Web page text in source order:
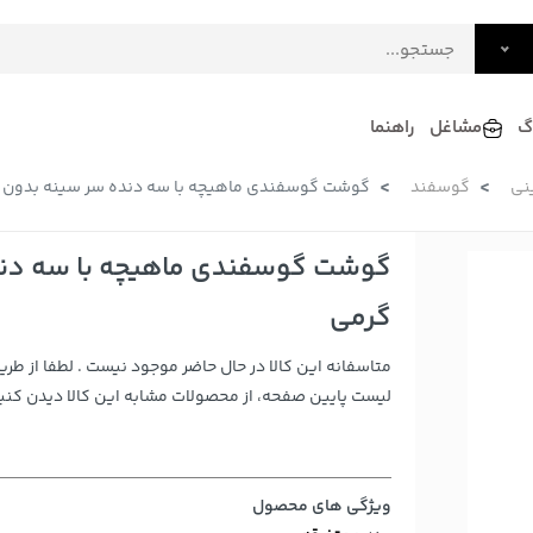
فرآورده های لبنی
دکوراسیون داخلی و تزئینی
سرو و پذیرایی
مشاغل راهنما
گوسفند گوشت گوسفندی ماهیچه با سه دنده سر سینه بدون دنبه و
گرمی
متاسفانه این کالا در حال حاضر موجود نیست . لطفا از
لیست پایین صفحه، از محصولات مشابه این کالا دیدن
ویژگی های محصول